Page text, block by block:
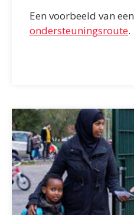
Een voorbeeld van een
ondersteuningsroute.